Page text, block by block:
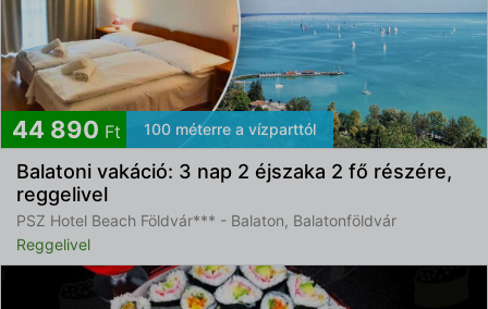
44 890 Ft 100 méterre a vízparttól
Balatoni vakáció: 3 nap 2 éjszaka 2 fő részére,
reggelivel
PSZ Hotel Beach Földvár*** - Balaton, Balatonföldvár
Reggelivel